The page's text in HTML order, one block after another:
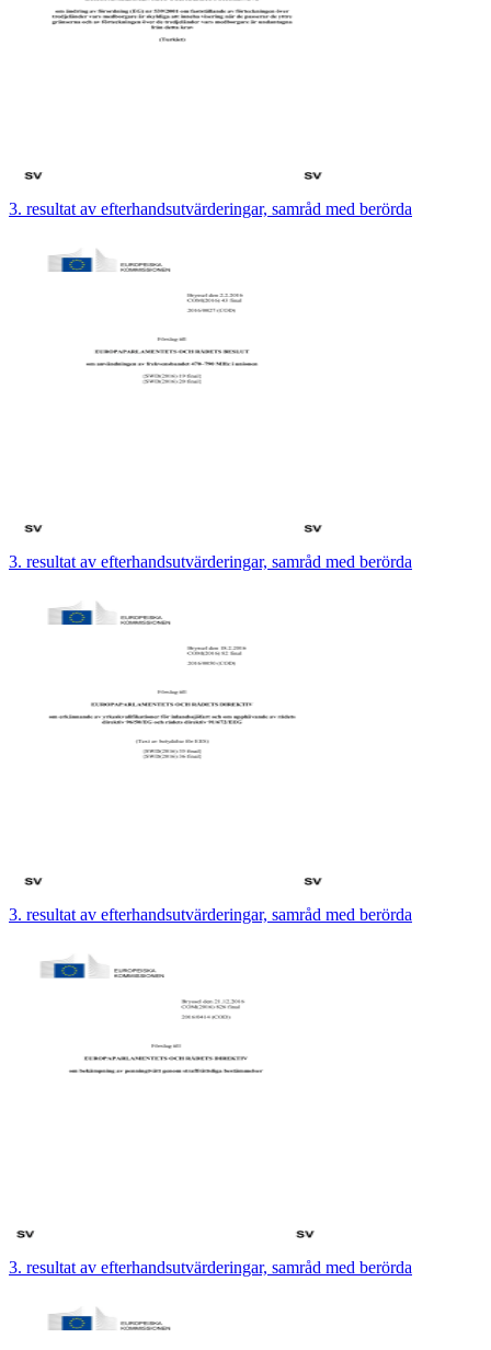
3. resultat av efterhandsutvärderingar, samråd med berörda
3. resultat av efterhandsutvärderingar, samråd med berörda
3. resultat av efterhandsutvärderingar, samråd med berörda
3. resultat av efterhandsutvärderingar, samråd med berörda